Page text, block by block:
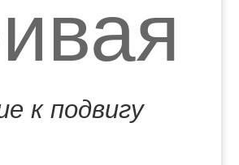
к подвигу